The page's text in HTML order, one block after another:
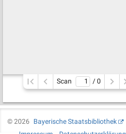
Scan / 0
©2026
Bayerische Staatsbibliothek